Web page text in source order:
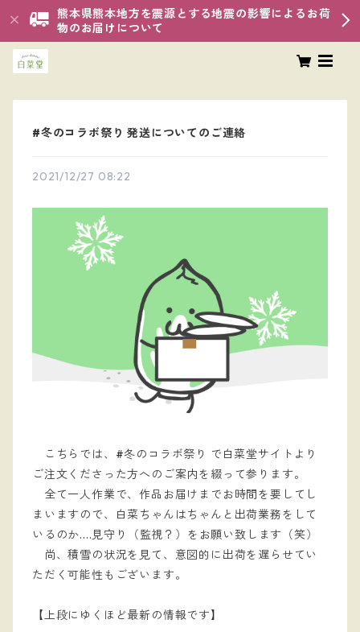
熊本県熊本地方を震源とする地震の影響によるお荷
物のお届けについて
#冬のコラボ祭り 発送についてのご連絡
2021/12/27 08:22
こちらでは、#冬のコラボ祭り で白菜堂サイトより
ご注文くださった方へのご案内を綴って参ります。
全て一人作業で、作品お届けまでお時間を要してし
まいますので、白菜ちゃんはちゃんと出荷業務をして
いるのか....見守り（監視？）をお願い致します（笑）
尚、積雪の状況を見て、意図的に出荷を遅らせてい
ただく可能性もございます。
【上段にゆくほど最新の情報です】